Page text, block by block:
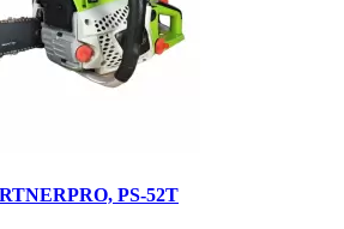
PS-52T